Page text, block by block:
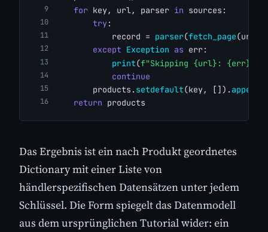
for key, url, parser in sources:
try:
            record =
parser(fetch_page(url),
except Exception as err:
print(f"Skipping {url}: {err}"
continue
        products.
setdefault(key, []). append
return products
Das Ergebnis ist ein nach Produkt geordnetes
Dictionary mit einer Liste von
händlerspezifischen Datensätzen unter jedem
Schlüssel. Die Form spiegelt das Datenmodell
aus dem ursprünglichen Tutorial wider: ein